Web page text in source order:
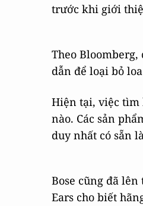
trước khi giới
Theo
dẫn để loại bỏ
Hiện tại, việc tìm
nào. Các sản
duy nhất có sẵn
Bose cũng đã
Ears cho biết